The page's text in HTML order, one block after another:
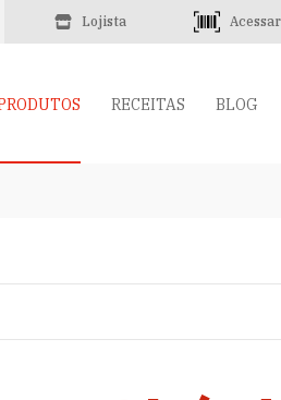
Lojista
RECEITAS BLOG